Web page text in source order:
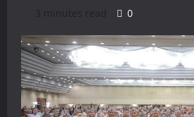
3 minutes read
0